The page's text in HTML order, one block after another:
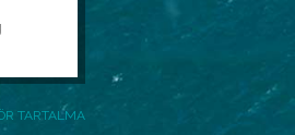
TARTALMA